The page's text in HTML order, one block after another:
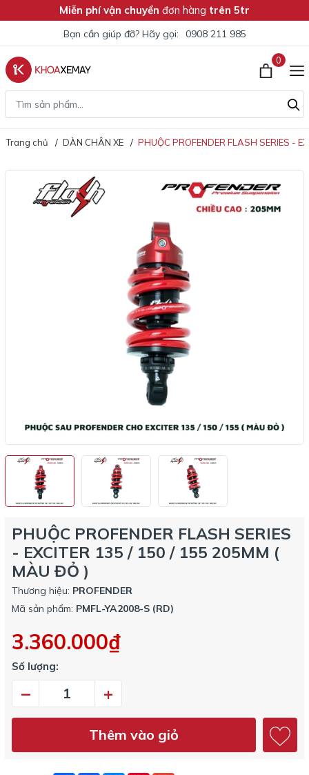
Miễn phí vận chuyển đơn hàng trên 5tr
Bạn cần giúp đỡ? Hãy gọi: 0908 211 985
0
Trang chủ DÀN CHÂN XE PHUỘC PROFENDER FLASH SERIES -
PHUỘC PROFENDER FLASH SERIES
- EXCITER 135 / 150 / 155 205MM (
MÀU ĐỎ )
Thương hiệu: PROFENDER
Mã sản phẩm: PMFL-YA2008-S (RD)
3.360.000₫
Số lượng:
– +
Thêm vào giỏ